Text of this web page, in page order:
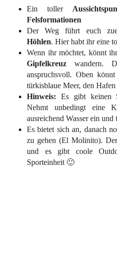
Ein toller
Felsformationen
Der Weg führt euch
Höhlen. Hier habt ihr eine
Wenn ihr möchtet, könnt
Gipfelkreuz wandern.
anspruchsvoll. Oben
türkisblaue Meer, den
Hinweis: Es gibt keinen
Nehmt unbedingt eine
ausreichend Wasser ein
Es bietet sich an, danach
zu gehen (El Molinito).
und es gibt coole
Sporteinheit 🙂